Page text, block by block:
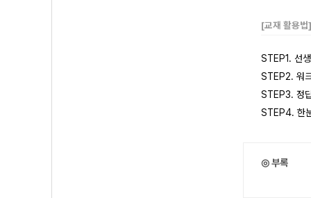
[교재 활용법
STEP1. 선
STEP2. 워
STEP3. 정
STEP4. 한
◎ 부록